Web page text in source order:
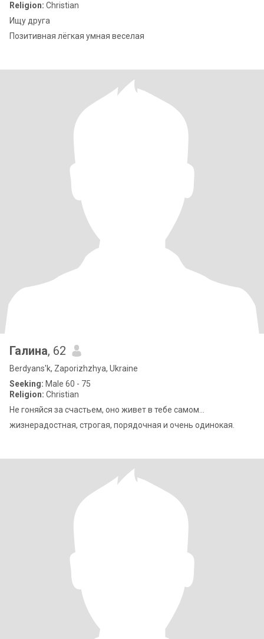
Religion: Christian
Ищу друга
Позитивная лёгкая умная веселая
Галина, 62
Berdyans'k, Zaporizhzhya, Ukraine
Seeking: Male 60 - 75
Religion: Christian
Не гоняйся за счастьем, оно живет в тебе самом...
жизнерадостная, строгая, порядочная и очень одинокая.